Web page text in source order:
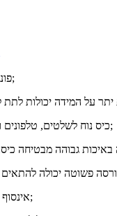
1> פונקציית שכיבה חשמלית;
3> כיס נוח לשלטים, טלפונים ופריטים קטנים אחרים;
6> אינסוף עמדות בלחיצת כפתור;